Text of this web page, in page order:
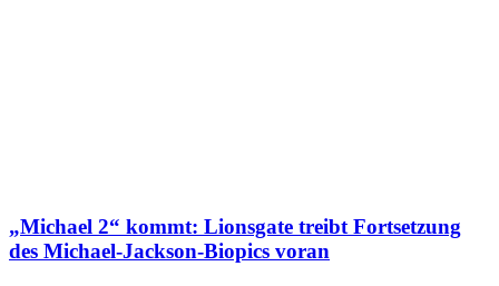
„Michael 2“ kommt: Lionsgate treibt Fortsetzung
des Michael-Jackson-Biopics voran